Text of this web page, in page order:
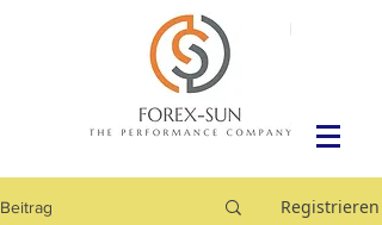
Beitrag Registrieren